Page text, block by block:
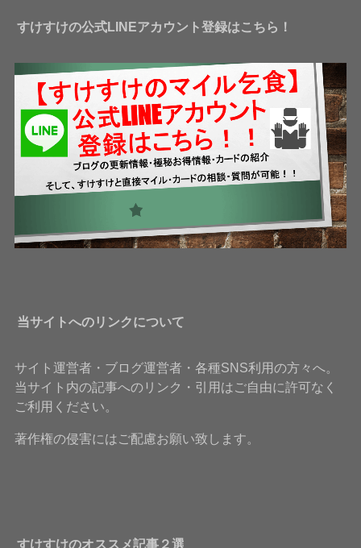
すけすけの公式LINEアカウント登録はこちら！
当サイトへのリンクについて
サイト運営者・ブログ運営者・各種SNS利用の方々へ。
当サイト内の記事へのリンク・引用はご自由に許可なく
ご利用ください。
著作権の侵害にはご配慮お願い致します。
すけすけのオススメ記事２選